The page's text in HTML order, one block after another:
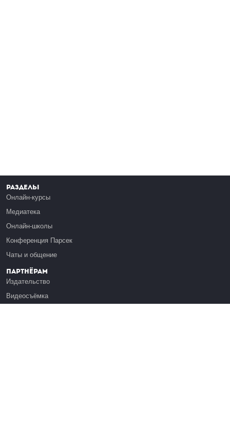
Разделы
Онлайн-курсы
Медиатека
Онлайн-школы
Конференция Парсек
Чаты и общение
Партнёрам
Издательство
Видеосъёмка